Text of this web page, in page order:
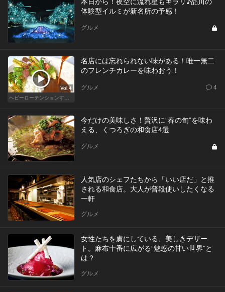
体験型イルミが新名所の予感！
グルメ
Vol.4
ヘビーローテンションするカレー
名店には忘れられない味がある！唯一無二
のフレンチカレーを味わおう！
グルメ 4
今だけの美味しさ！贅沢に“春の旬”を味わ
える、くつろぎの和食店4選
グルメ
人気店のシェフたちから「いい店だ」と推
される和食店。大人が普段使いしたくなる
一軒
グルメ
女性たちを虜にしている、美しきデザー
ト。麻布十番に広がる“魅惑の甘い世界”と
は？
グルメ